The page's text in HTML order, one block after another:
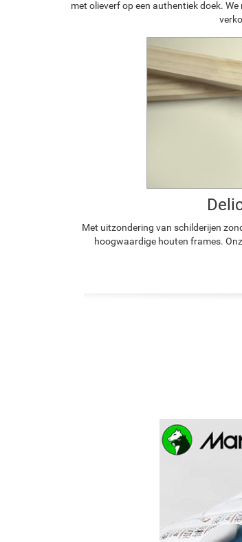
met olieverf op een authentiek doek.
Met uitzondering van schilderijen
hoogwaardige houten frames.